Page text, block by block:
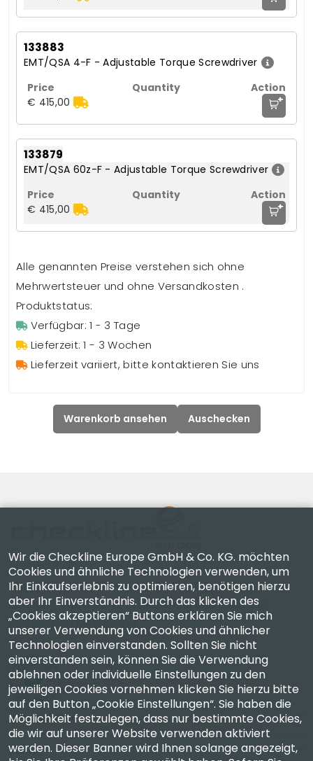
133883
EMT/QSA 4-F - Adjustable Torque Screwdriver
€ 415,00 +
133879
EMT/QSA 60z-F - Adjustable Torque Screwdriver
€ 415,00 +
Alle genannten Preise verstehen sich ohne
Mehrwertsteuer und ohne Versandkosten .
Produktstatus:
Verfügbar: 1 - 3 Tage
Lieferzeit: 1 - 3 Wochen
Lieferzeit variiert, bitte kontaktieren Sie uns
Warenkorb ansehen Auschecken
Checkline Europe GmbH & Co. KG. — Spezialisten für
Lieferung, Kalibrierung, Zertifizierung und Reparatur
hochpräziser Messgeräte.
Unternehmen
Konto
Wir die Checkline Europe GmbH & Co. KG. möchten
Cookies und ähnliche Technologien verwenden, um
Ihr Einkaufserlebnis zu optimieren, benötigen hierzu
aber Ihr Einverständnis. Durch das klicken des
„Cookies akzeptieren“ Buttons erklären Sie mich
unserer Verwendung von Cookies und ähnlicher
Technologien einverstanden. Sollten Sie nicht
einverstanden sein, können Sie die Verwendung
ablehnen oder individuelle Einstellungen zu den
jeweiligen Cookies vornehmen klicken Sie hierzu bitte
auf den Button „Cookie Einstellungen“. Sie haben die
Möglichkeit festzulegen, dass nur bestimmte Cookies,
die wir auf unserer Website verwenden aktiviert
werden. Dieser Banner wird Ihnen solange angezeigt,